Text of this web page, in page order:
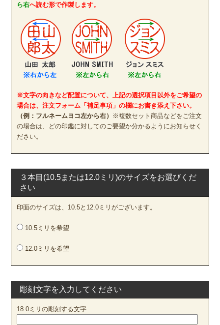
ら右へ読む形で作製します。
※文字の向きなど配置について、上記の選択項目以外をご希望の
場合は、注文フォーム「補足事項」の欄にお書き添え下さい。
（例：フルネームヨコ左から右）
※複数セット商品などをご注文
の場合は、どの印鑑に対してのご要望か分かるようにお知らせく
ださい。
３本目(10.5または12.0ミリ)のサイズをお選びくだ
さい
印面のサイズは、10.5と12.0ミリがございます。
10.5ミリを希望
12.0ミリを希望
彫刻文字を入力してください
18.0ミリの彫刻する文字